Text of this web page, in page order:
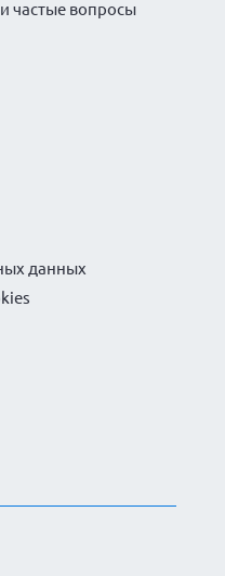
частые вопросы
данных